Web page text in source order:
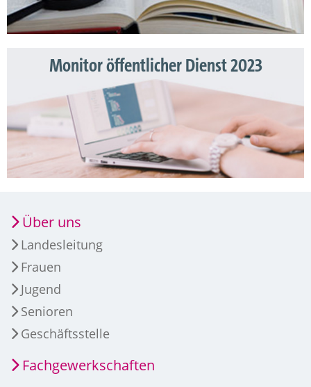
Monitor öffentlicher Dienst 2023
Über uns
Landesleitung
Frauen
Jugend
Senioren
Geschäftsstelle
Fachgewerkschaften